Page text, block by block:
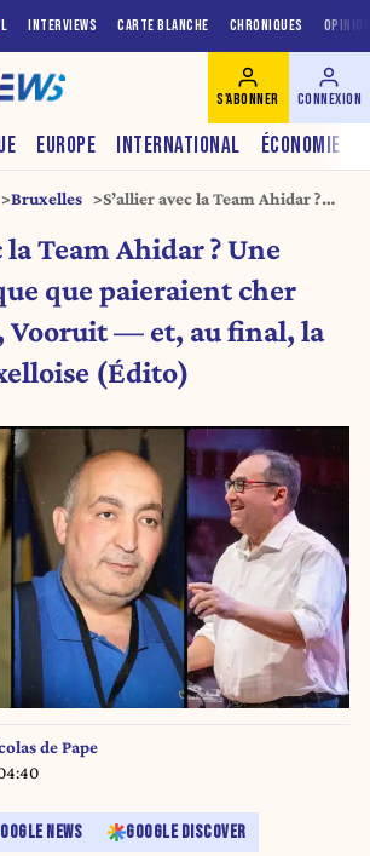
INTERVIEWS CARTE BLANCHE CHRONIQUES
EUROPE INTERNATIONAL ÉCONOMIE
S'ABONNER CONNEXION
Bruxelles
S’allier avec la Team Ahidar ?
paieraient cher Ecolo, le PS,
Vooruit — et, au final, la Région
bruxelloise (Édito)
la Team Ahidar ? Une
que paieraient cher
Vooruit — et, au final, la
(Édito)
de Pape
NEWS GOOGLE DISCOVER